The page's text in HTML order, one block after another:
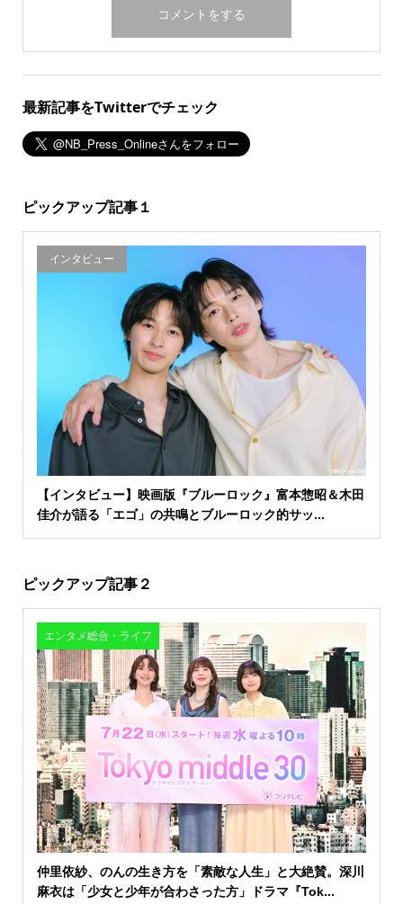
最新記事をTwitterでチェック
ピックアップ記事１
インタビュー
【インタビュー】映画版『ブルーロック』富本惣昭＆木田
佳介が語る「エゴ」の共鳴とブルーロック的サッ...
ピックアップ記事２
エンタメ総合・ライフ
仲里依紗、のんの生き方を「素敵な人生」と大絶賛。深川
麻衣は「少女と少年が合わさった方」ドラマ『Tok...